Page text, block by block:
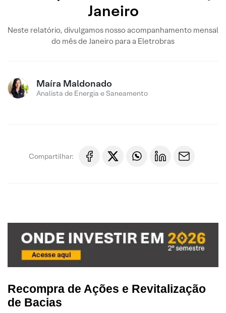
Janeiro
Neste relatório, divulgamos nosso acompanhamento mensal
do mês de Janeiro para a Eletrobras
Maíra Maldonado
Analista de Energia e Saneamento
Compartilhar:
Recompra de Ações e Revitalização
de Bacias